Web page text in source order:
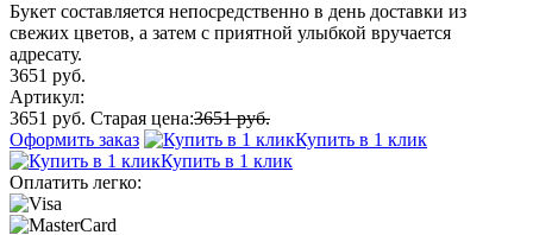
Букет составляется непосредственно в день доставки из
свежих цветов, а затем с приятной улыбкой вручается
адресату.
3651 руб.
Артикул:
3651 руб. Старая цена:3651 руб.
Оформить заказ
Купить в 1 клик
Купить в 1 клик
Оплатить легко: